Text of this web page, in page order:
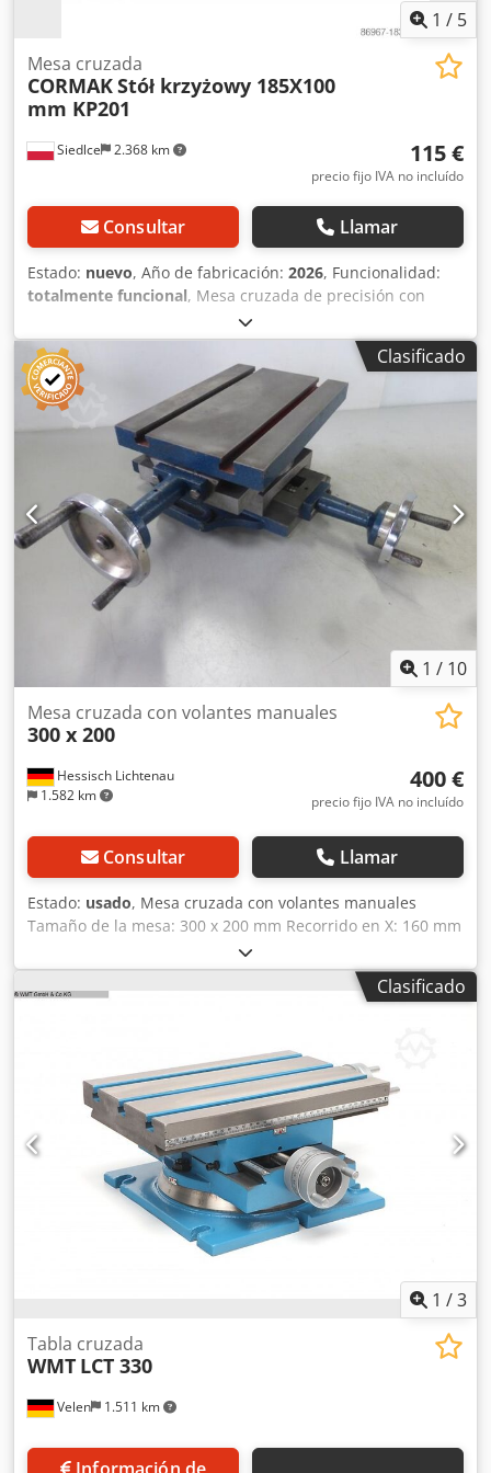
1 / 5
Siedlce 2.368 km
Mesa cruzada
CORMAKStół krzyżowy 185X100
mm KP201
115 €
precio fijo IVA no incluído
Consultar Llamar
Estado: nuevo, Año de fabricación: 2026, Funcionalidad:
totalmente funcional, Mesa cruzada de precisión con
protección para el husillo, guías deslizantes fabricadas con
el sistema de «cola de milano», que mejoran
significativamente la rigidez de la mesa y permiten
eliminar las holguras en los movimientos. Descripción de
la mesa cruzada: * La mesa cruzada está fabricada de
forma robusta con materiales de alta calidad. * Ofrece un
soporte ideal para trabajos en taladradoras, fresadoras,
etc., lo que permite obtener un posicionamiento preciso
durante el torneado o el taladrado. Dcsdpfsvu Tqyjx Aklek
* La protección del husillo impide que las virutas entren
en el mecanismo de movimiento. * Una ventaja adicional
de la mesa es la escala graduada que facilita la
visualización constante de la posición de la mesa en los
ejes X e Y. * Nonio de 2,0 mm/0,01 mm.
Clasificado
1 / 10
Hessisch Lichtenau
1.582 km
Mesa cruzada con volantes manuales
300 x 200
400 €
precio fijo IVA no incluído
Consultar Llamar
Estado: usado, Mesa cruzada con volantes manuales
Tamaño de la mesa: 300 x 200 mm Recorrido en X: 160 mm
Recorrido en Y: 240 mm Altura de construcción: 141 mm -
Paso del husillo: 4 mm (4 mm de desplazamiento por
vuelta de volante) - Giratoria 340° - Guía de cola de milano
Clasificado
1 /3
Velen 1.511 km
Tabla cruzada
WMT LCT 330